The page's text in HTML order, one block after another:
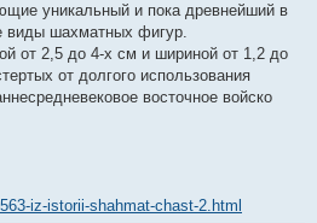
уникальный и пока древнейший в
виды шахматных фигур.
от 2,5 до 4-х см и шириной от 1,2 до
от долгого использования
восточное войско
iz-istorii-shahmat-chast-2.html